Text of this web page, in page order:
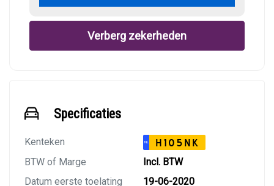
Verberg zekerheden
Specificaties
Kenteken NL H105NK
BTW of Marge
Incl. BTW
Datum eerste toelating
19-06-2020